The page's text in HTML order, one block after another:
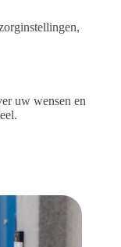
uw wensen en